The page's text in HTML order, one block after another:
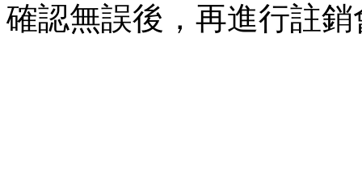
確認無誤後，再進行